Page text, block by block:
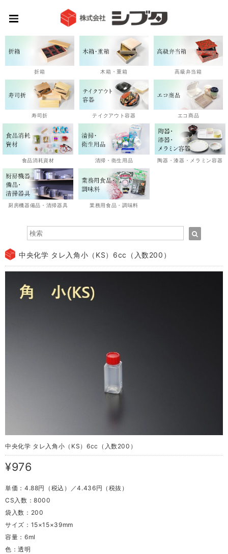
折箱 木箱・重箱 高級弁当箱
寿司折 テイクアウト容器 エコ商品
食品消耗資材 清掃・衛生用品 陶器・漆器・メラミン容器
厨房機器備品・清掃器具 業務用食品・調味料
中央化学 タレ入角小（KS）6cc（入数200）
中央化学 タレ入角小（KS）6cc（入数200）
¥976
単価：4.88円（税込）／4.436円（税抜）
CS入数：8000
袋入数：200
サイズ：15×15×39mm
容量：6ml
色：透明